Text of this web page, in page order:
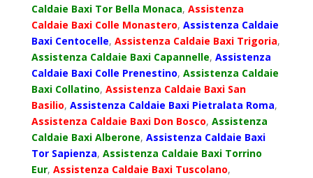
Caldaie Baxi Tor Bella Monaca, Assistenza
Caldaie Baxi Colle Monastero, Assistenza Caldaie
Baxi Centocelle, Assistenza Caldaie Baxi Trigoria,
Assistenza Caldaie Baxi Capannelle, Assistenza
Caldaie Baxi Colle Prenestino, Assistenza Caldaie
Baxi Collatino, Assistenza Caldaie Baxi San
Basilio, Assistenza Caldaie Baxi Pietralata Roma,
Assistenza Caldaie Baxi Don Bosco, Assistenza
Caldaie Baxi Alberone, Assistenza Caldaie Baxi
Tor Sapienza, Assistenza Caldaie Baxi Torrino
Eur, Assistenza Caldaie Baxi Tuscolano,